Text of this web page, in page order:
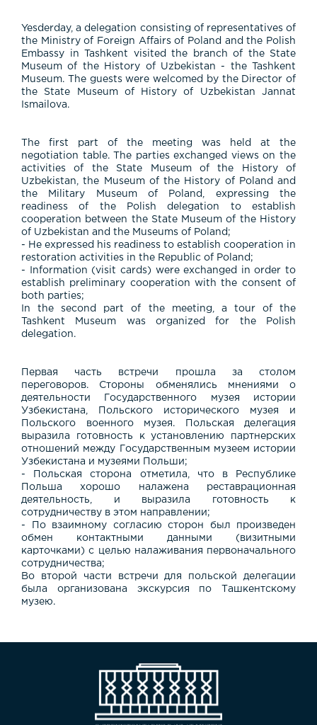
Yesderday, a delegation consisting of representatives of
the Ministry of Foreign Affairs of Poland and the Polish
Embassy in Tashkent visited the branch of the State
Museum of the History of Uzbekistan - the Tashkent
Museum. The guests were welcomed by the Director of
the State Museum of History of Uzbekistan Jannat
Ismailova.
The first part of the meeting was held at the
negotiation table. The parties exchanged views on the
activities of the State Museum of the History of
Uzbekistan, the Museum of the History of Poland and
the Military Museum of Poland, expressing the
readiness of the Polish delegation to establish
cooperation between the State Museum of the History
of Uzbekistan and the Museums of Poland;
- He expressed his readiness to establish cooperation in
restoration activities in the Republic of Poland;
- Information (visit cards) were exchanged in order to
establish preliminary cooperation with the consent of
both parties;
In the second part of the meeting, a tour of the
Tashkent Museum was organized for the Polish
delegation.
Первая часть встречи прошла за столом
переговоров. Стороны обменялись мнениями о
деятельности Государственного музея истории
Узбекистана, Польского исторического музея и
Польского военного музея. Польская делегация
выразила готовность к установлению партнерских
отношений между Государственным музеем истории
Узбекистана и музеями Польши;
- Польская сторона отметила, что в Республике
Польша хорошо налажена реставрационная
деятельность, и выразила готовность к
сотрудничеству в этом направлении;
- По взаимному согласию сторон был произведен
обмен контактными данными (визитными
карточками) с целью налаживания первоначального
сотрудничества;
Во второй части встречи для польской делегации
была организована экскурсия по Ташкентскому
музею.